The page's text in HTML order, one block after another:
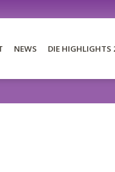
NEWS DIE HIGHLIGHTS